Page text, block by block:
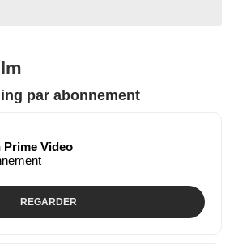
par abonnement
Prime Video
REGARDER